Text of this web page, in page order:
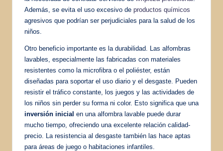
Además, se evita el uso excesivo de productos químicos
agresivos que podrían ser perjudiciales para la salud de los
niños.
Otro beneficio importante es la durabilidad. Las alfombras
lavables, especialmente las fabricadas con materiales
resistentes como la microfibra o el poliéster, están
diseñadas para soportar el uso diario y el desgaste. Pueden
resistir el tráfico constante, los juegos y las actividades de
los niños sin perder su forma ni color. Esto significa que una
inversión inicial en una alfombra lavable puede durar
mucho tiempo, ofreciendo una excelente relación calidad-
precio. La resistencia al desgaste también las hace aptas
para áreas de juego o habitaciones infantiles.